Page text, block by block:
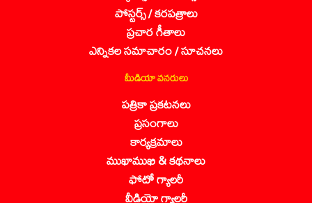
పోస్టర్స్ / కరపత్రాలు
ప్రచార గీతాలు
ఎన్నికల సమాచారం / సూచనలు
మీడియా వనరులు
పత్రికా ప్రకటనలు
ప్రసంగాలు
కార్యక్రమాలు
ముఖాముఖి & కథనాలు
ఫోటో గ్యాలరీ
వీడియో గ్యాలరీ